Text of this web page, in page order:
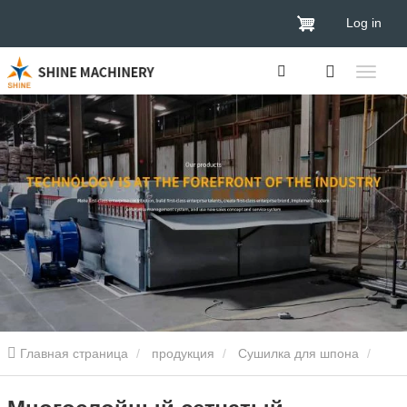
Log in
Главная страница продукция Сушилка для шпона
Сушилка для шпона сетчатого ленты